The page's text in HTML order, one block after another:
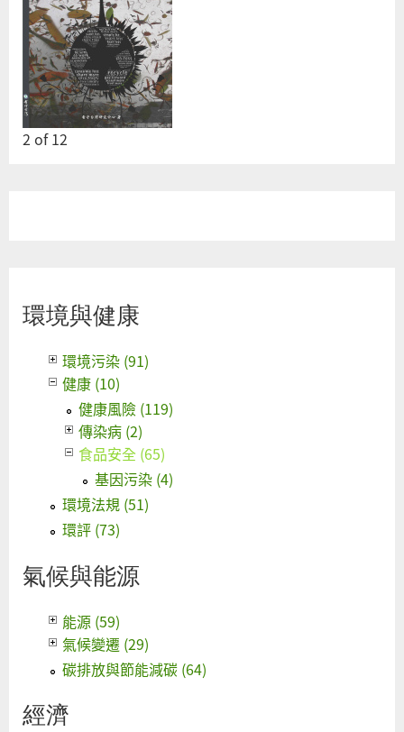
2 of12
環境與健康
環境污染 (91)
健康 (10)
健康風險 (119)
傳染病 (2)
食品安全 (65)
基因污染 (4)
環境法規 (51)
環評 (73)
氣候與能源
能源 (59)
氣候變遷 (29)
碳排放與節能減碳 (64)
經濟